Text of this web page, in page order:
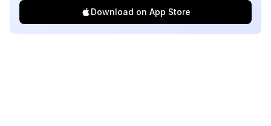
Download on App Store